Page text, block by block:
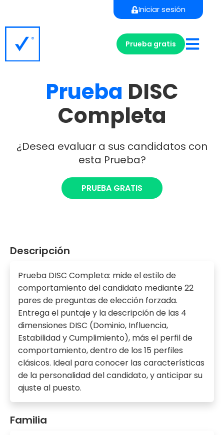
Iniciar sesión
Prueba gratis
Prueba DISC
Completa
¿Desea evaluar a sus candidatos con
esta Prueba?
PRUEBA GRATIS
Descripción
Prueba DISC Completa: mide el estilo de
comportamiento del candidato mediante 22
pares de preguntas de elección forzada.
Entrega el puntaje y la descripción de las 4
dimensiones DISC (Dominio, Influencia,
Estabilidad y Cumplimiento), más el perfil de
comportamiento, dentro de los 15 perfiles
clásicos. Ideal para conocer las características
de la personalidad del candidato, y anticipar su
ajuste al puesto.
Familia